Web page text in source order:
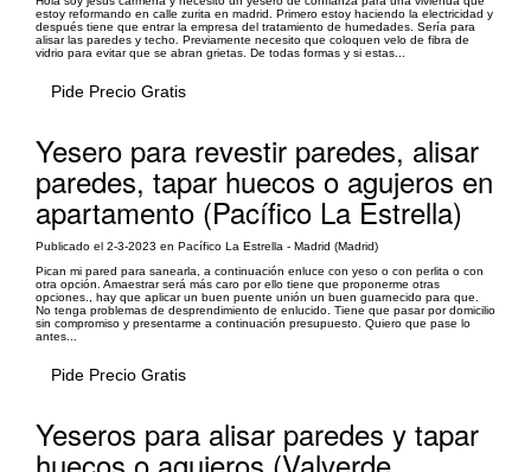
estoy reformando en calle zurita en madrid. Primero estoy haciendo la electricidad y
después tiene que entrar la empresa del tratamiento de humedades. Sería para
alisar las paredes y techo. Previamente necesito que coloquen velo de fibra de
vidrio para evitar que se abran grietas. De todas formas y si estas...
Pide Precio Gratis
Yesero para revestir paredes, alisar
paredes, tapar huecos o agujeros en
apartamento (Pacífico La Estrella)
Publicado el 2-3-2023 en Pacífico La Estrella - Madrid (Madrid)
Pican mi pared para sanearla, a continuación enluce con yeso o con perlita o con
otra opción. Amaestrar será más caro por ello tiene que proponerme otras
opciones., hay que aplicar un buen puente unión un buen guarnecido para que.
No tenga problemas de desprendimiento de enlucido. Tiene que pasar por domicilio
sin compromiso y presentarme a continuación presupuesto. Quiero que pase lo
antes...
Pide Precio Gratis
Yeseros para alisar paredes y tapar
huecos o agujeros (Valverde